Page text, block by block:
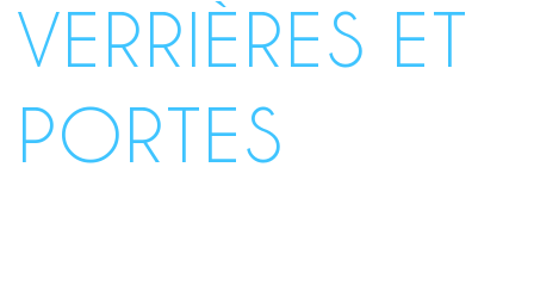
VERRIÈRES ET
PORTES